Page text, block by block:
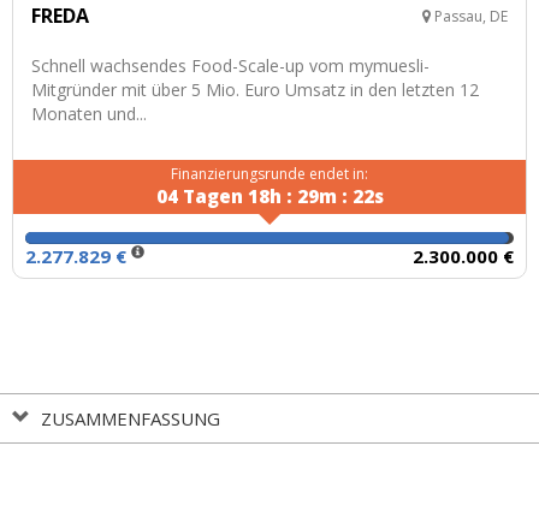
FREDA Passau, DE
Schnell wachsendes Food-Scale-up vom mymuesli-
Mitgründer mit über 5 Mio. Euro Umsatz in den letzten 12
Monaten und...
Finanzierungsrunde endet in:
04Tagen 18h : 29m : 21s
2.277.829 € 2.300.000 €
ZUSAMMENFASSUNG